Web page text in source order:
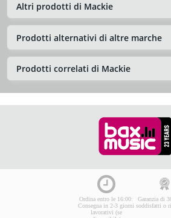
Altri prodotti di Mackie
Prodotti alternativi di altre marche
Prodotti correlati di Mackie
Ordina entro le 16:00:
Consegna in 2-3 giorni
lavorativi (se
Garanzia di
soddisfatti o